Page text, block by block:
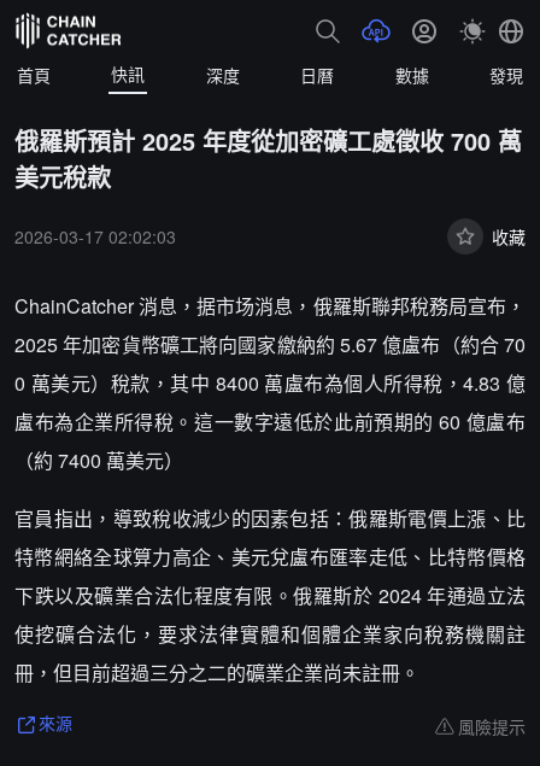
首頁 快訊 深度 日曆 數據 發現
俄羅斯預計 2025 年度從加密礦工處徵收 700 萬
美元稅款
2026-03-17 02:02:03 收藏
ChainCatcher 消息，据市场消息，俄羅斯聯邦稅務局宣布，
2025 年加密貨幣礦工將向國家繳納約 5.67 億盧布（約合 70
0 萬美元）稅款，其中 8400 萬盧布為個人所得稅，4.83 億
盧布為企業所得稅。這一數字遠低於此前預期的 60 億盧布
（約 7400 萬美元）
官員指出，導致稅收減少的因素包括：俄羅斯電價上漲、比
特幣網絡全球算力高企、美元兌盧布匯率走低、比特幣價格
下跌以及礦業合法化程度有限。俄羅斯於 2024 年通過立法
使挖礦合法化，要求法律實體和個體企業家向稅務機關註
冊，但目前超過三分之二的礦業企業尚未註冊。
來源 風險提示